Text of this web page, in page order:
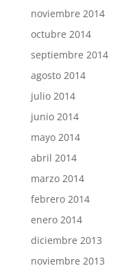
noviembre 2014
octubre 2014
septiembre 2014
agosto 2014
julio 2014
junio 2014
mayo 2014
abril 2014
marzo 2014
febrero 2014
enero 2014
diciembre 2013
noviembre 2013